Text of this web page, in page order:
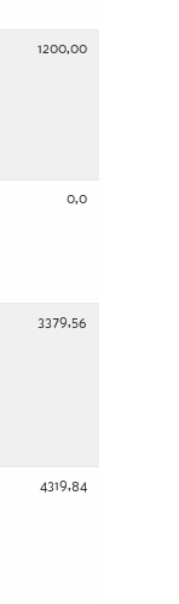
1200,00
0,0
3379,56
4319,84